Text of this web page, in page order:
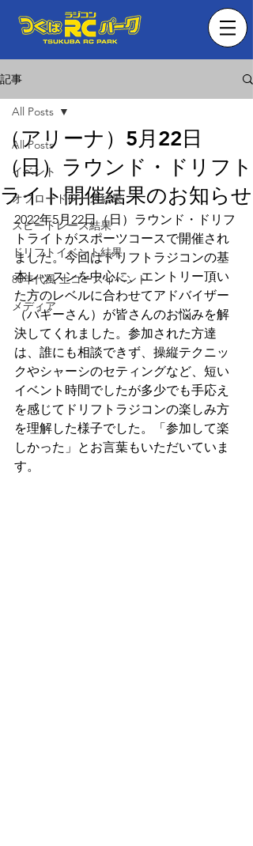
記事
All Posts
イベント
オフロードレース結果
スピードレース結果
ドリフトイベント結果
80年代風 土コースイベント
メディア
All Posts
（アリーナ）5月22日
（日）ラウンド・ドリフト
ライト開催結果のお知らせ
2022年5月22日（日）ラウンド・ドリフ
トライトがスポーツコースで開催され
ました。今回はドリフトラジコンの基
本レッスンを中心に、エントリー頂い
た方のレベルに合わせてアドバイザー
（バギーさん）が皆さんのお悩みを解
決してくれました。参加された方達
は、誰にも相談できず、操縦テクニッ
クやシャーシのセティングなど、短い
イベント時間でしたが多少でも手応え
を感じてドリフトラジコンの楽しみ方
を理解した様子でした。「参加して楽
しかった」とお言葉もいただいていま
す。